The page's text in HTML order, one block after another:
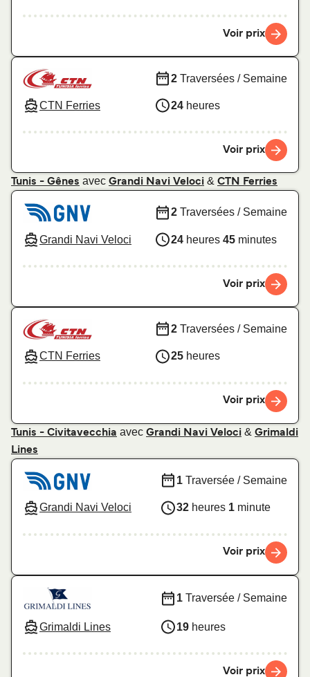
Voir prix
CTN Ferries
2 Traversées / Semaine
24 heures
Voir prix
Tunis - Gênes avec Grandi Navi Veloci & CTN Ferries
Grandi Navi Veloci
2 Traversées / Semaine
24 heures 45 minutes
Voir prix
CTN Ferries
2 Traversées / Semaine
25 heures
Voir prix
Tunis - Civitavecchia avec Grandi Navi Veloci & Grimaldi
Lines
Grandi Navi Veloci
1 Traversée / Semaine
32 heures 1 minute
Voir prix
Grimaldi Lines
1 Traversée / Semaine
19 heures
Voir prix